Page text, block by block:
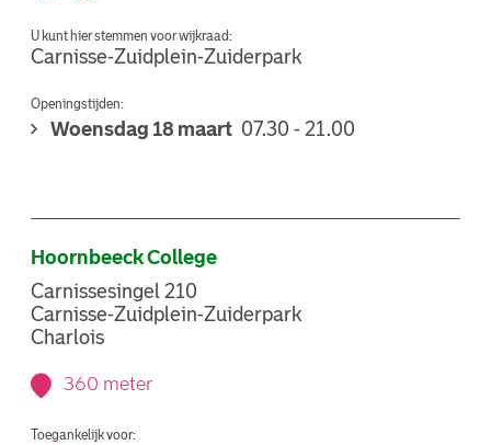
U kunt hier stemmen voor wijkraad:
Carnisse-Zuidplein-Zuiderpark
Openingstijden:
Woensdag 18 maart 07.30 - 21.00
Hoornbeeck College
Carnissesingel 210
Carnisse-Zuidplein-Zuiderpark
Charlois
360 meter
Toegankelijk voor: